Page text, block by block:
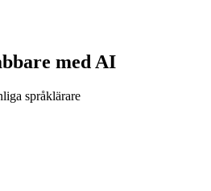
med AI
språklärare